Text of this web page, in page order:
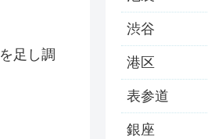
を足し調
渋谷
港区
表参道
銀座